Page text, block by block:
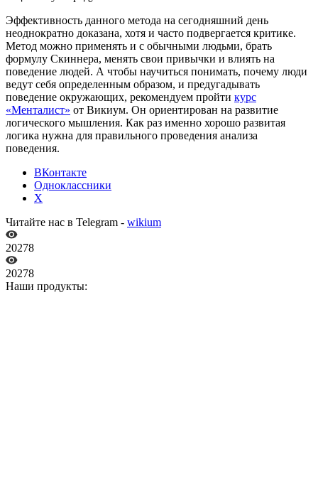
Эффективность данного метода на сегодняшний день
неоднократно доказана, хотя и часто подвергается критике.
Метод можно применять и с обычными людьми, брать
формулу Скиннера, менять свои привычки и влиять на
поведение людей. А чтобы научиться понимать, почему люди
ведут себя определенным образом, и предугадывать
поведение окружающих, рекомендуем пройти курс
«Менталист» от Викиум. Он ориентирован на развитие
логического мышления. Как раз именно хорошо развитая
логика нужна для правильного проведения анализа
поведения.
ВКонтакте
Одноклассники
X
Читайте нас в Telegram - wikium
20278
20278
Наши продукты: